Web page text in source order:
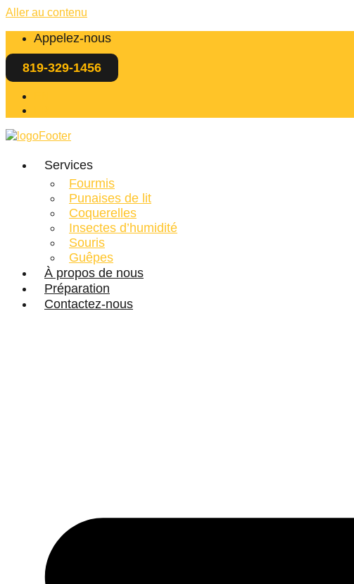
Aller au contenu
Appelez-nous
819-329-1456
Services
Fourmis
Punaises de lit
Coquerelles
Insectes d’humidité
Souris
Guêpes
À propos de nous
Préparation
Contactez-nous